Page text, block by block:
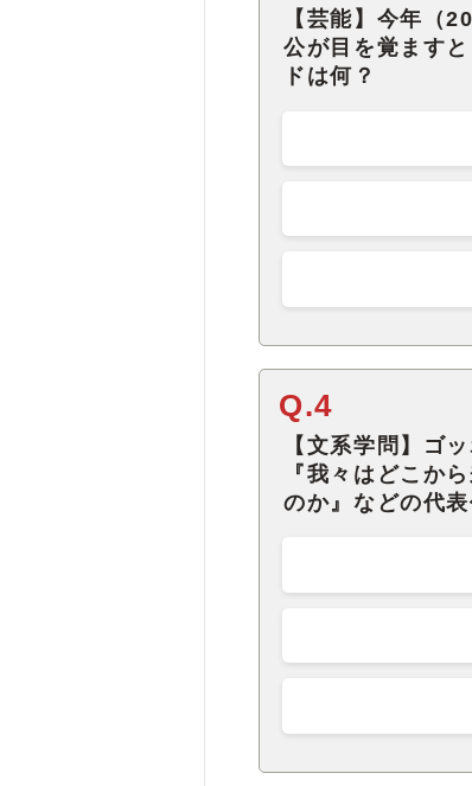
【芸能】今年（
公が目を覚ます
ドは何？
Q.4
【文系学問】ゴ
『我々はどこか
のか』などの代